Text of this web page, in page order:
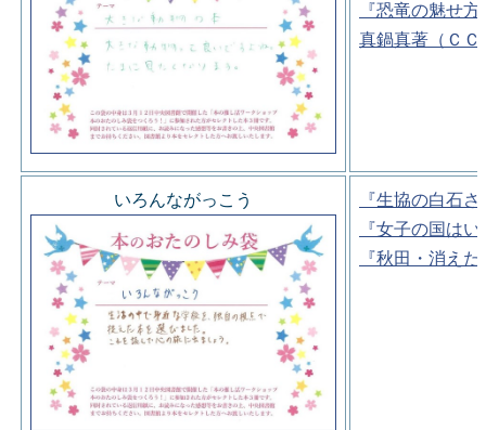
『恐竜の魅せ
真鍋真著（Ｃ
いろんながっこう
『生協の白石
『女子の国は
『秋田・消え